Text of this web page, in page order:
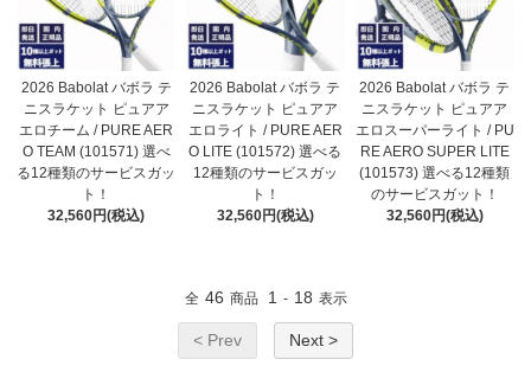
2026 Babolat バボラ テ
ニスラケット ピュアア
エロチーム / PURE AER
O TEAM (101571) 選べ
る12種類のサービスガッ
ト！
32,560円(税込)
2026 Babolat バボラ テ
ニスラケット ピュアア
エロライト / PURE AER
O LITE (101572) 選べる
12種類のサービスガッ
ト！
32,560円(税込)
2026 Babolat バボラ テ
ニスラケット ピュアア
エロスーパーライト / PU
RE AERO SUPER LITE
(101573) 選べる12種類
のサービスガット！
32,560円(税込)
全 46 商品 1 - 18 表示
< Prev Next >